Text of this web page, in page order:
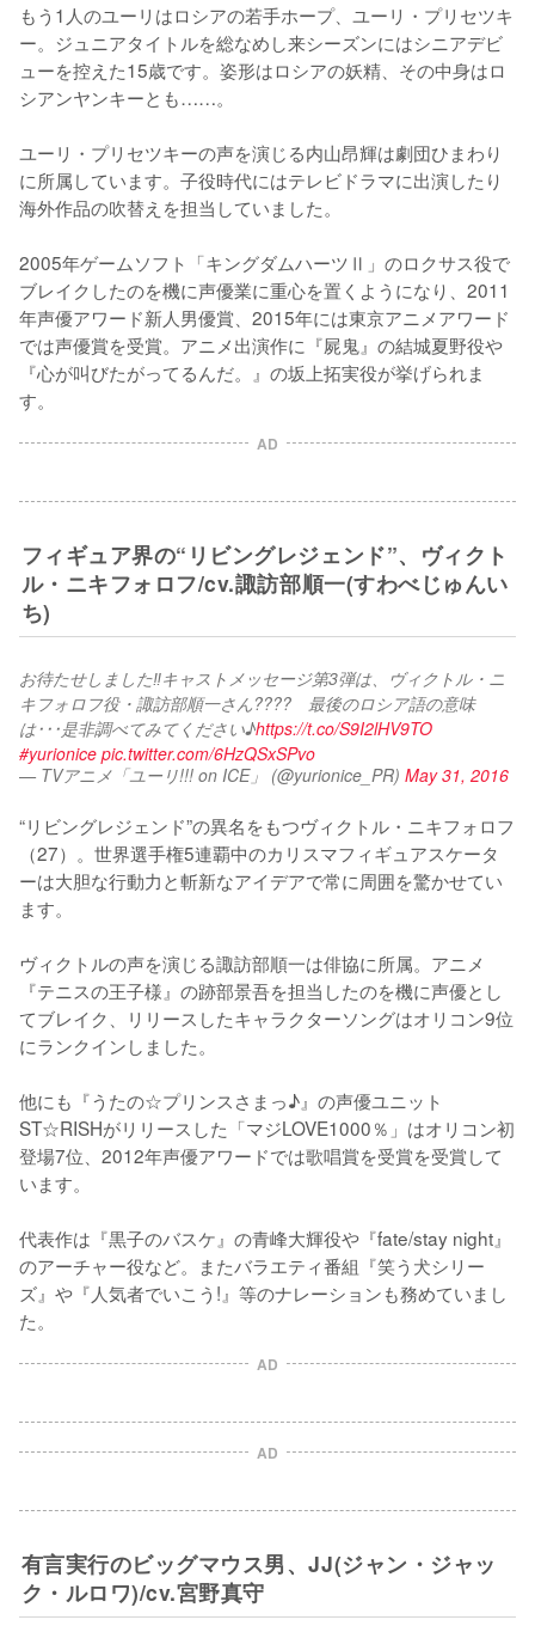
もう1人のユーリはロシアの若手ホープ、ユーリ・プリセツキ
ー。ジュニアタイトルを総なめし来シーズンにはシニアデビ
ューを控えた15歳です。姿形はロシアの妖精、その中身はロ
シアンヤンキーとも……。
ユーリ・プリセツキーの声を演じる内山昂輝は劇団ひまわり
に所属しています。子役時代にはテレビドラマに出演したり
海外作品の吹替えを担当していました。
2005年ゲームソフト「キングダムハーツⅡ」のロクサス役で
ブレイクしたのを機に声優業に重心を置くようになり、2011
年声優アワード新人男優賞、2015年には東京アニメアワード
では声優賞を受賞。アニメ出演作に『屍鬼』の結城夏野役や
『心が叫びたがってるんだ。』の坂上拓実役が挙げられま
す。
AD
フィギュア界の“リビングレジェンド”、ヴィクト
ル・ニキフォロフ/cv.諏訪部順一(すわべじゅんい
ち)
お待たせしました‼キャストメッセージ第3弾は、ヴィクトル・ニ
キフォロフ役・諏訪部順一さん????　最後のロシア語の意味
は･･･是非調べてみてください♪https://t.co/S9I2lHV9TO
#yurionice pic.twitter.com/6HzQSxSPvo
— TVアニメ「ユーリ!!! on ICE」 (@yurionice_PR) May 31, 2016
“リビングレジェンド”の異名をもつヴィクトル・ニキフォロフ
（27）。世界選手権5連覇中のカリスマフィギュアスケータ
ーは大胆な行動力と斬新なアイデアで常に周囲を驚かせてい
ます。
ヴィクトルの声を演じる諏訪部順一は俳協に所属。アニメ
『テニスの王子様』の跡部景吾を担当したのを機に声優とし
てブレイク、リリースしたキャラクターソングはオリコン9位
にランクインしました。
他にも『うたの☆プリンスさまっ♪』の声優ユニット
ST☆RISHがリリースした「マジLOVE1000％」はオリコン初
登場7位、2012年声優アワードでは歌唱賞を受賞を受賞して
います。
代表作は『黒子のバスケ』の青峰大輝役や『fate/stay night』
のアーチャー役など。またバラエティ番組『笑う犬シリー
ズ』や『人気者でいこう!』等のナレーションも務めていまし
た。
AD
AD
有言実行のビッグマウス男、JJ(ジャン・ジャッ
ク・ルロワ)/cv.宮野真守